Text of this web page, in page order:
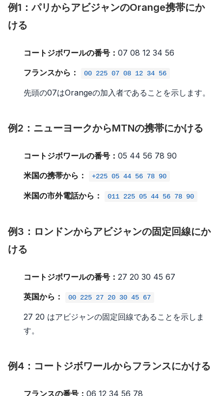
例1：パリからアビジャンのOrange携帯にか
ける
コートジボワールの番号： 07 08 12 34 56
フランスから：
00 225 07 08 12 34 56
先頭の07はOrangeの加入者であることを示します。
例2：ニューヨークからMTNの携帯にかける
コートジボワールの番号： 05 44 56 78 90
米国の携帯から：
+225 05 44 56 78 90
米国の市外電話から： 011 225 05 44 56 78 90
例3：ロンドンからアビジャンの固定回線にか
ける
コートジボワールの番号： 27 20 30 45 67
英国から：
00 225 27 20 30 45 67
27 20 はアビジャンの固定回線であることを示しま
す。
例4：コートジボワールからフランスにかける
フランスの番号： 06 12 34 56 78